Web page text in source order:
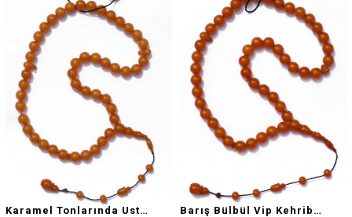
Karamel Tonlarında Usta İşçilikli Tesbih
Barış Bülbül Vip Kehribar Tesbih